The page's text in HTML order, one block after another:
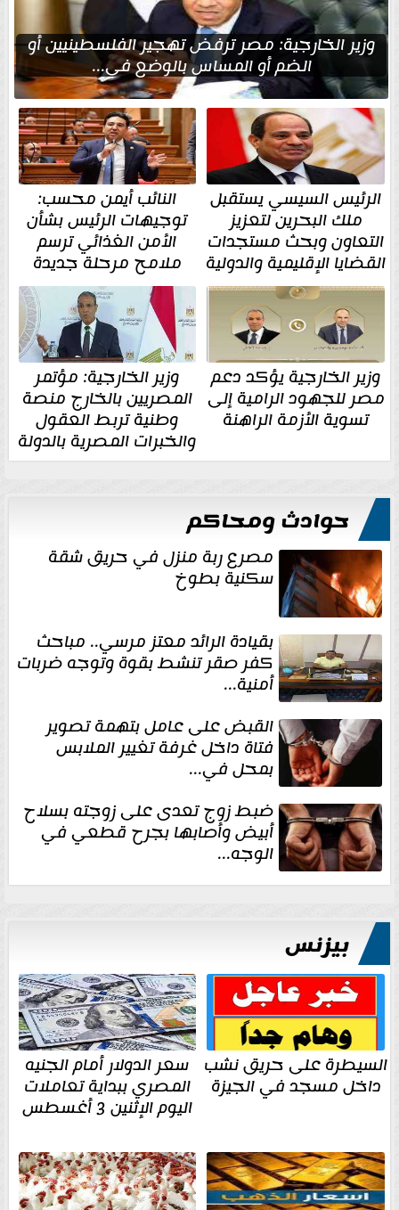
وزير الخارجية: مصر ترفض تهجير الفلسطينيين أو
الضم أو المساس بالوضع في...
الرئيس السيسي يستقبل
ملك البحرين لتعزيز
التعاون وبحث مستجدات
القضايا الإقليمية والدولية
النائب أيمن محسب:
توجيهات الرئيس بشأن
الأمن الغذائي ترسم
ملامح مرحلة جديدة
وزير الخارجية يؤكد دعم
مصر للجهود الرامية إلى
تسوية الأزمة الراهنة
وزير الخارجية: مؤتمر
المصريين بالخارج منصة
وطنية تربط العقول
والخبرات المصرية بالدولة
حوادث ومحاكم
مصرع ربة منزل في حريق شقة
سكنية بطوخ
بقيادة الرائد معتز مرسي.. مباحث
كفر صقر تنشط بقوة وتوجه ضربات
أمنية...
القبض على عامل بتهمة تصوير
فتاة داخل غرفة تغيير الملابس
بمحل في...
ضبط زوج تعدى على زوجته بسلاح
أبيض وأصابها بجرح قطعي في
الوجه...
بيزنس
السيطرة على حريق نشب
داخل مسجد في الجيزة
سعر الدولار أمام الجنيه
المصري ببداية تعاملات
اليوم الإثنين 3 أغسطس